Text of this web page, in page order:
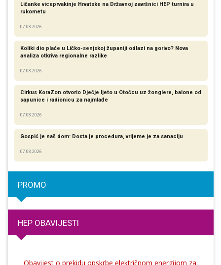
Ličanke viceprvakinje Hrvatske na Državnoj završnici HEP turnira u
rukometu
07.08.2026
Koliki dio plaće u Ličko-senjskoj županiji odlazi na gorivo? Nova
analiza otkriva regionalne razlike​
07.08.2026
Cirkus KoraZon otvorio Dječje ljeto u Otočcu uz žonglere, balone od
sapunice i radionicu za najmlađe
07.08.2026
Gospić je naš dom: Dosta je procedura, vrijeme je za sanaciju
07.08.2026
PROMO
HEP OBAVIJESTI
Obavijest o prekidu opskrbe električnom energijom za